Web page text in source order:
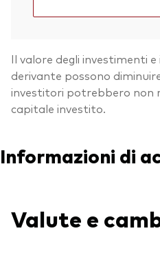
Il valore degli investimenti
derivante possono
investitori potrebbero non
capitale investito.
Informazioni di
Valute e